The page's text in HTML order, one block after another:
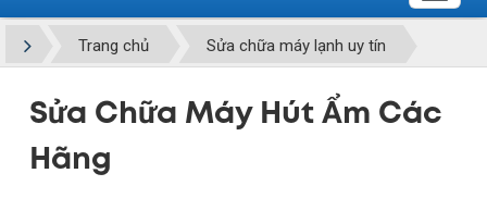
Trang chủ Sửa chữa máy lạnh uy tín
Sửa Chữa Máy Hút Ẩm Các
Hãng